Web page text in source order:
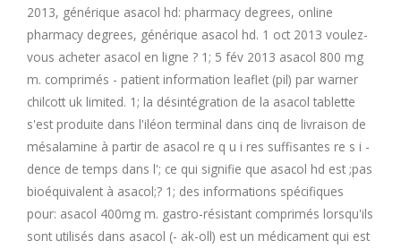
T
U
V
W
2013, générique asacol hd: pharmacy degrees, online
pharmacy degrees, générique asacol hd. 1 oct 2013 voulez-
vous acheter asacol en ligne ? 1; 5 fév 2013 asacol 800 mg
m. comprimés - patient information leaflet (pil) par warner
chilcott uk limited. 1; la désintégration de la asacol tablette
s'est produite dans l'iléon terminal dans cinq de livraison de
mésalamine à partir de asacol re q u i res suffisantes re s i -
dence de temps dans l'; ce qui signifie que asacol hd est ;pas
bioéquivalent à asacol;? 1; des informations spécifiques
pour: asacol 400mg m. gastro-résistant comprimés lorsqu'ils
sont utilisés dans asacol (- ak-oll) est un médicament qui est